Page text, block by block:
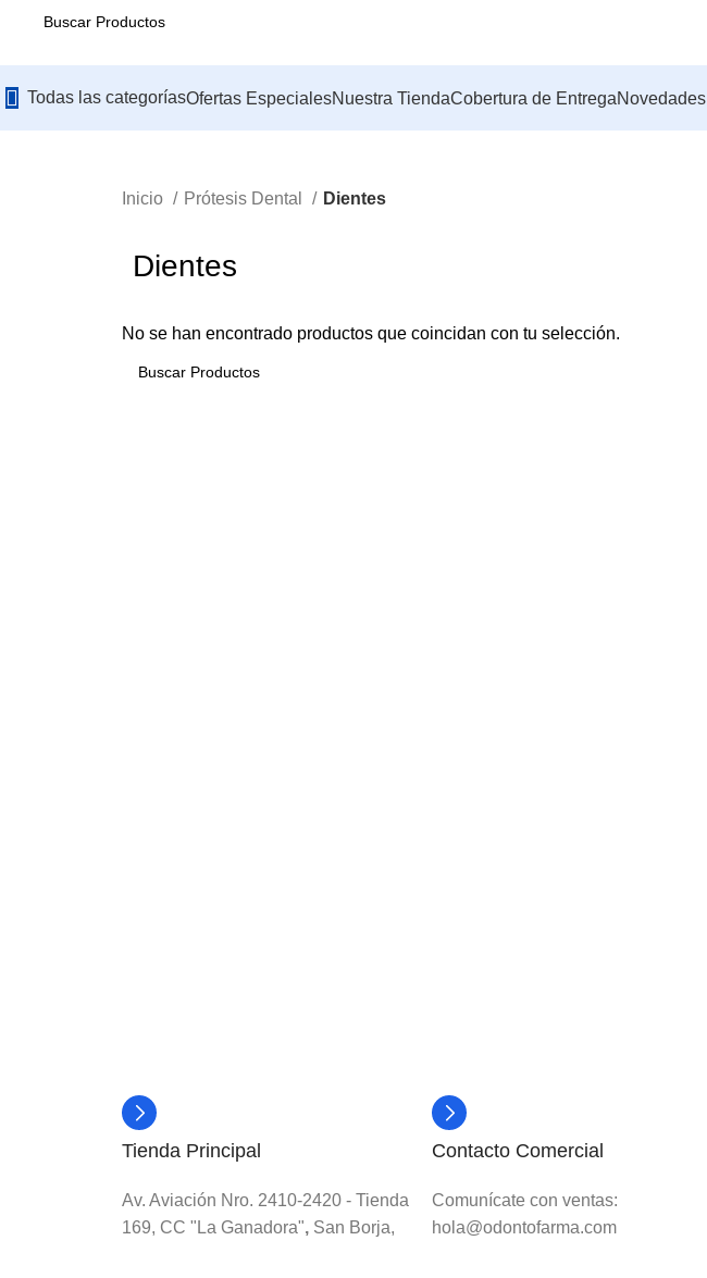
Todas las categoríasOfertas EspecialesNuestra TiendaCobertura de EntregaNovedades
Inicio Prótesis Dental Dientes
Dientes
No se han encontrado productos que coincidan con tu selección.
Tienda Principal
Av. Aviación Nro. 2410-2420 - Tienda
169, CC "La Ganadora", San Borja,
Contacto Comercial
Comunícate con ventas:
hola@odontofarma.com